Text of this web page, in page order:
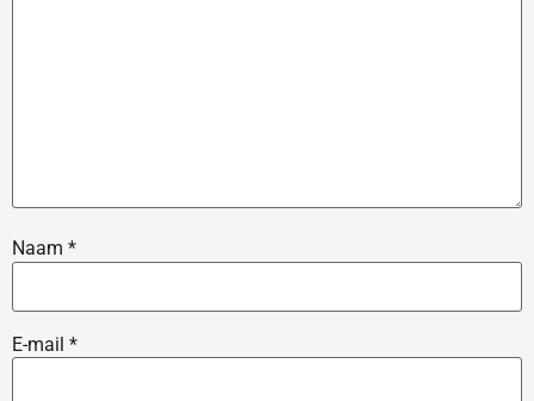
Naam *
E-mail *